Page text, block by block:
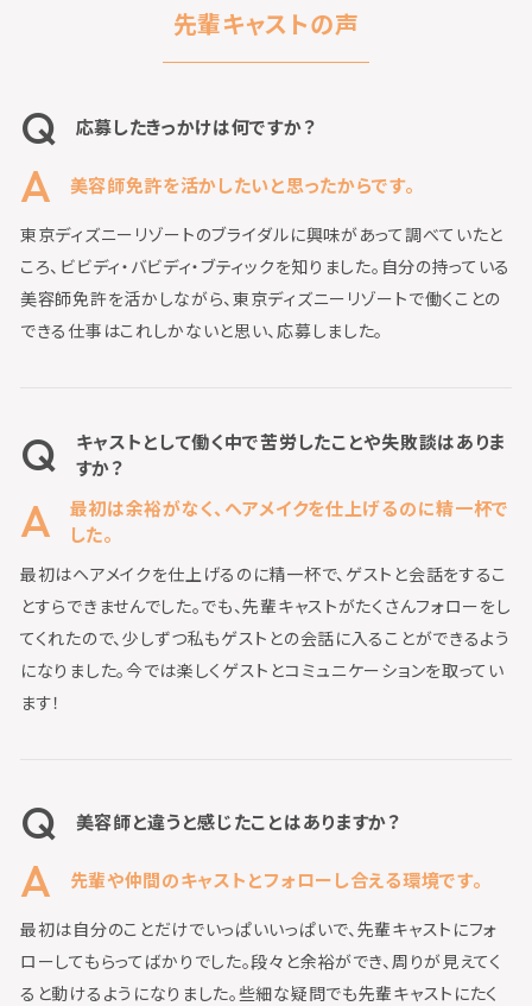
先輩キャストの声
応募したきっかけは何ですか？
美容師免許を活かしたいと思ったからです。
東京ディズニーリゾートのブライダルに興味があって調べていたと
ころ、ビビディ・バビディ・ブティックを知りました。自分の持っている
美容師免許を活かしながら、東京ディズニーリゾートで働くことの
できる仕事はこれしかないと思い、応募しました。
キャストとして働く中で苦労したことや失敗談はありま
すか？
最初は余裕がなく、ヘアメイクを仕上げるのに精一杯で
した。
最初はヘアメイクを仕上げるのに精一杯で、ゲストと会話をするこ
とすらできませんでした。でも、先輩キャストがたくさんフォローをし
てくれたので、少しずつ私もゲストとの会話に入ることができるよう
になりました。今では楽しくゲストとコミュニケーションを取ってい
ます！
美容師と違うと感じたことはありますか？
先輩や仲間のキャストとフォローし合える環境です。
最初は自分のことだけでいっぱいいっぱいで、先輩キャストにフォ
ローしてもらってばかりでした。段々と余裕ができ、周りが見えてく
ると動けるようになりました。些細な疑問でも先輩キャストにたく